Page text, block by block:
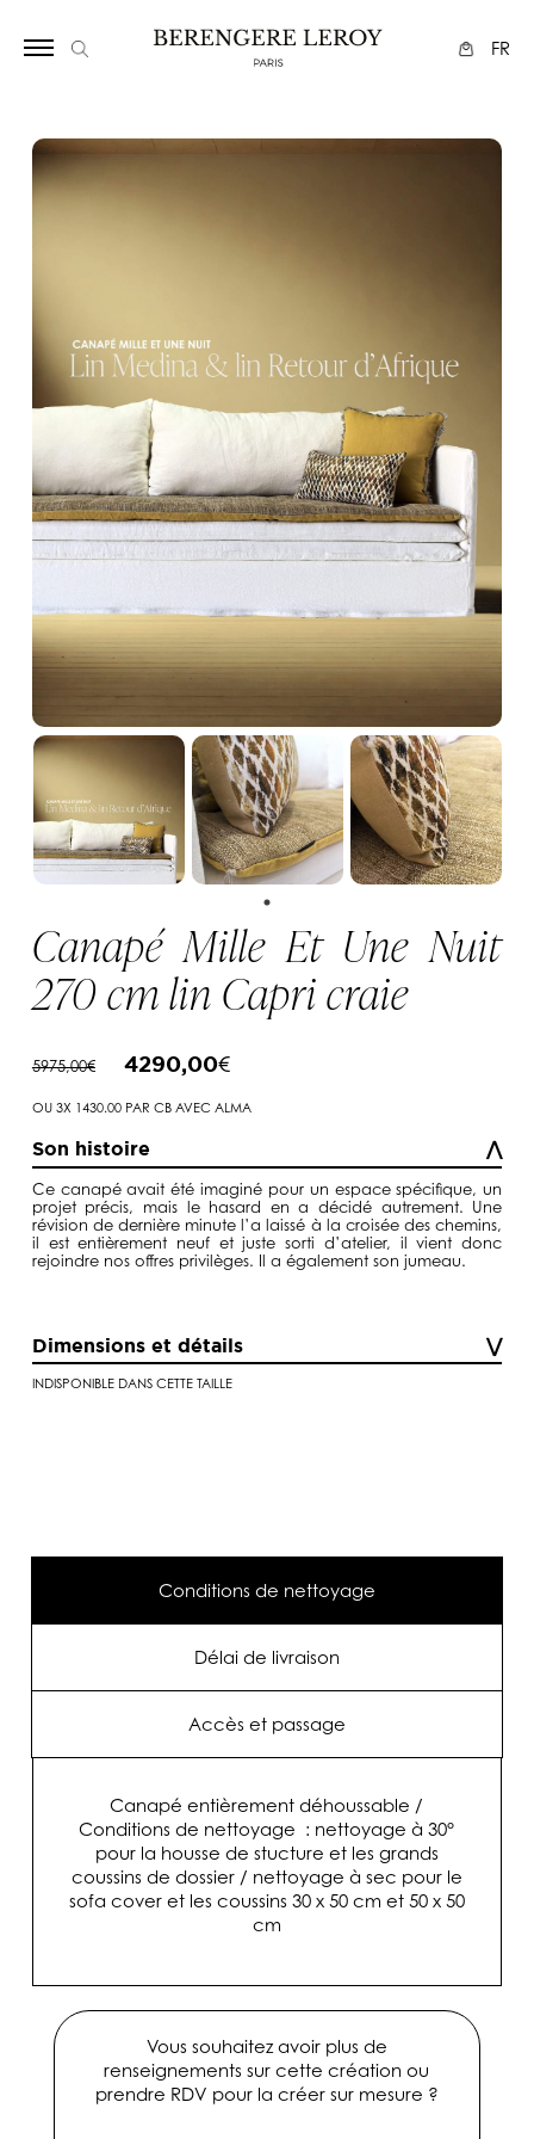
FR
Canapé Mille Et Une Nuit
270 cm lin Capri craie
5975,00€
prix
était :
4290,00€Le
prix
est :
OU 3X 1430.00 PAR CB AVEC ALMA
Son histoire
Ce canapé avait été imaginé pour un espace spécifique, un
projet précis, mais le hasard en a décidé autrement. Une
révision de dernière minute l’a laissé à la croisée des chemins,
il est entièrement neuf et juste sorti d’atelier, il vient donc
rejoindre nos offres privilèges. Il a également son jumeau.
Dimensions et détails
INDISPONIBLE DANS CETTE TAILLE
Conditions de nettoyage
Délai de livraison
Accès et passage
Canapé entièrement déhoussable /
Conditions de nettoyage : nettoyage à 30°
pour la housse de stucture et les grands
coussins de dossier / nettoyage à sec pour le
sofa cover et les coussins 30 x 50 cm et 50 x 50
cm
Vous souhaitez avoir plus de
renseignements sur cette création ou
prendre RDV pour la créer sur mesure ?